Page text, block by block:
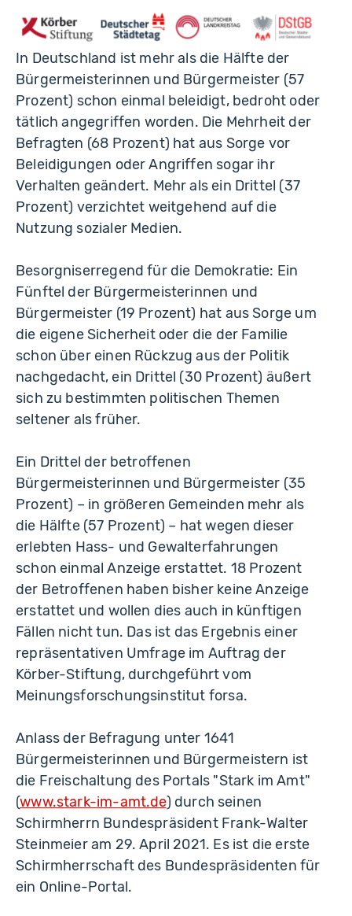
Datenschutzerklärung.
YouTube-Video laden Alle laden
In Deutschland ist mehr als die Hälfte der
Bürgermeisterinnen und Bürgermeister (57
Prozent) schon einmal beleidigt, bedroht oder
tätlich angegriffen worden. Die Mehrheit der
Befragten (68 Prozent) hat aus Sorge vor
Beleidigungen oder Angriffen sogar ihr
Verhalten geändert. Mehr als ein Drittel (37
Prozent) verzichtet weitgehend auf die
Nutzung sozialer Medien.
Besorgniserregend für die Demokratie: Ein
Fünftel der Bürgermeisterinnen und
Bürgermeister (19 Prozent) hat aus Sorge um
die eigene Sicherheit oder die der Familie
schon über einen Rückzug aus der Politik
nachgedacht, ein Drittel (30 Prozent) äußert
sich zu bestimmten politischen Themen
seltener als früher.
Ein Drittel der betroffenen
Bürgermeisterinnen und Bürgermeister (35
Prozent) – in größeren Gemeinden mehr als
die Hälfte (57 Prozent) – hat wegen dieser
erlebten Hass- und Gewalterfahrungen
schon einmal Anzeige erstattet. 18 Prozent
der Betroffenen haben bisher keine Anzeige
erstattet und wollen dies auch in künftigen
Fällen nicht tun. Das ist das Ergebnis einer
repräsentativen Umfrage im Auftrag der
Körber-Stiftung, durchgeführt vom
Meinungsforschungsinstitut forsa.
Anlass der Befragung unter 1641
Bürgermeisterinnen und Bürgermeistern ist
die Freischaltung des Portals "Stark im Amt"
(www.stark-im-amt.de) durch seinen
Schirmherrn Bundespräsident Frank-Walter
Steinmeier am 29. April 2021. Es ist die erste
Schirmherrschaft des Bundespräsidenten für
ein Online-Portal.